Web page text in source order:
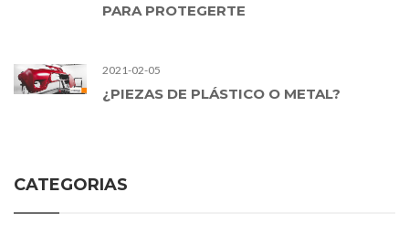
PARA PROTEGERTE
2021-02-05
¿PIEZAS DE PLÁSTICO O METAL?
CATEGORIAS